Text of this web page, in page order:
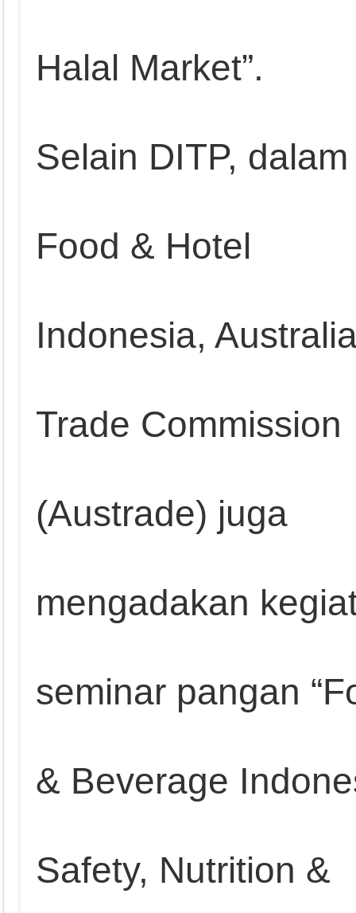
Halal Market”.
Selain DITP, dalam
Food & Hotel
Indonesia,
Trade Commission
(Austrade) juga
mengadakan
seminar pangan
& Beverage
Safety, Nutrition &